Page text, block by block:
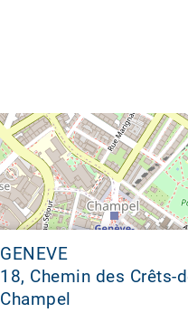
GENEVE
18, Chemin des Crêts-
Champel